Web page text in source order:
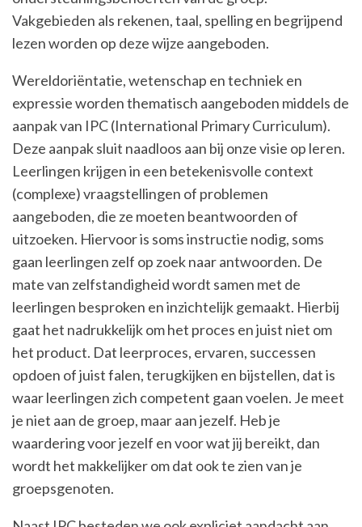
Vakgebieden als rekenen, taal, spelling en begrijpend
lezen worden op deze wijze aangeboden.
Wereldoriëntatie, wetenschap en techniek en
expressie worden thematisch aangeboden middels de
aanpak van IPC (International Primary Curriculum).
Deze aanpak sluit naadloos aan bij onze visie op leren.
Leerlingen krijgen in een betekenisvolle context
(complexe) vraagstellingen of problemen
aangeboden, die ze moeten beantwoorden of
uitzoeken. Hiervoor is soms instructie nodig, soms
gaan leerlingen zelf op zoek naar antwoorden. De
mate van zelfstandigheid wordt samen met de
leerlingen besproken en inzichtelijk gemaakt. Hierbij
gaat het nadrukkelijk om het proces en juist niet om
het product. Dat leerproces, ervaren, successen
opdoen of juist falen, terugkijken en bijstellen, dat is
waar leerlingen zich competent gaan voelen. Je meet
je niet aan de groep, maar aan jezelf. Heb je
waardering voor jezelf en voor wat jij bereikt, dan
wordt het makkelijker om dat ook te zien van je
groepsgenoten.